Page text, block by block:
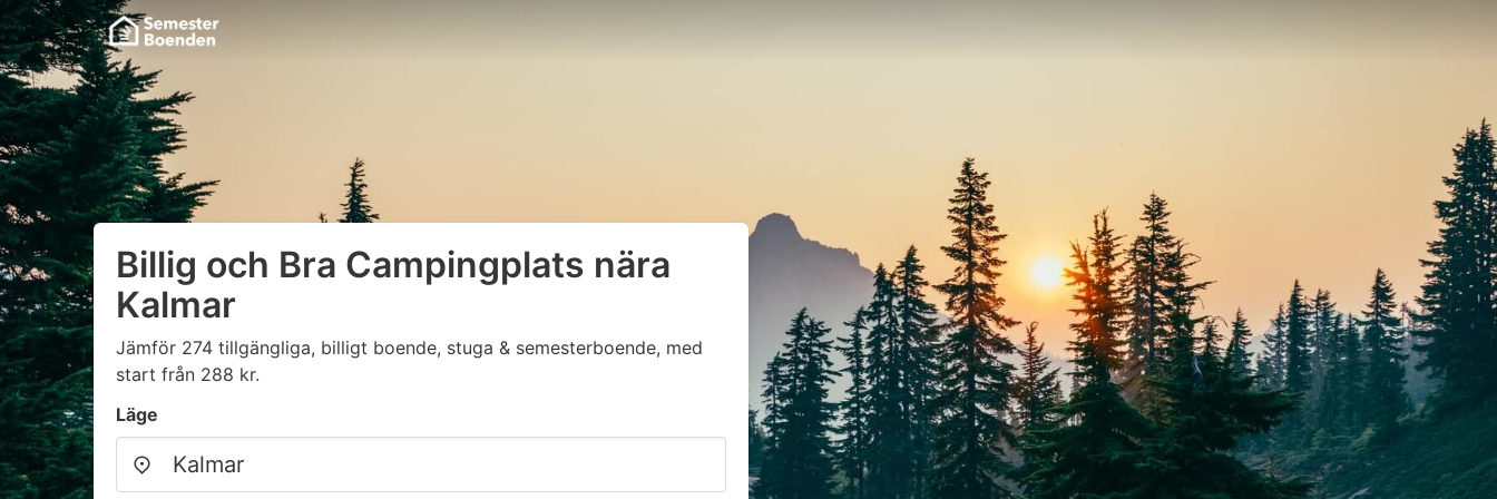
Billig och Bra Campingplats nära
Kalmar
Jämför 274 tillgängliga, billigt boende, stuga & semesterboende, med
start från 288 kr.
Läge